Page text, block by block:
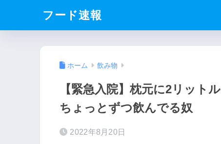
フード速報
ホーム 飲み物
【緊急入院】枕元に2リット
ちょっとずつ飲んでる奴
2022年8月20日